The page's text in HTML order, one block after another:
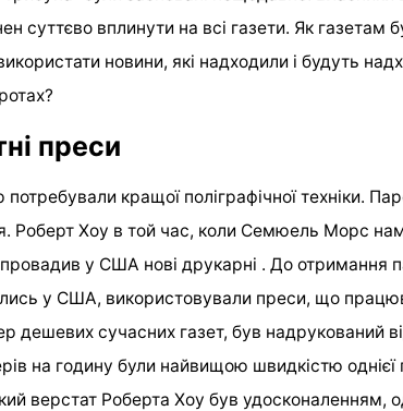
суттєво вплинути на всі газети. Як газетам
новини, які надходили і будуть
преси
кращої поліграфічної техніки.
Роберт Хоу в той час, коли Семюель Морс
у США нові друкарні . До отримання
у США, використовували преси, що
дешевих сучасних газет, був надрукований
на годину були найвищою швидкістю однієї
верстат Роберта Хоу був удосконаленням,